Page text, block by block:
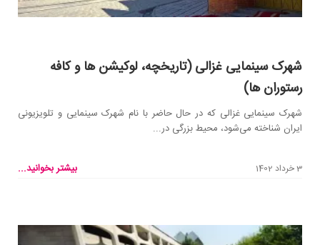
شهرک سینمایی غزالی (تاریخچه، لوکیشن ها و کافه
رستوران ها)
شهرک سینمایی غزالی که در حال حاضر با نام شهرک سینمایی و تلویزیونی
ایران شناخته می‌شود، محیط بزرگی در...
3 خرداد 1402 بیشتر بخوانید...